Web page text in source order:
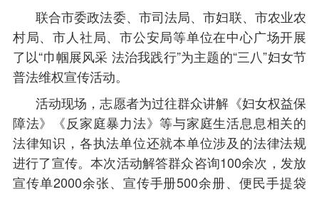
联合市委政法委、市司法局、市妇联、市农业农
村局、市人社局、市公安局等单位在中心广场开展
了以“巾帼展风采 法治我践行”为主题的“三八”妇女节
普法维权宣传活动。
活动现场，志愿者为过往群众讲解《妇女权益保
障法》《反家庭暴力法》等与家庭生活息息相关的
法律知识，各执法单位还就本单位涉及的法律法规
进行了宣传。本次活动解答群众咨询100余次，发放
宣传单2000余张、宣传手册500余册、便民手提袋